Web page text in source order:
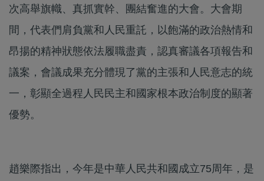
次高舉旗幟、真抓實幹、團結奮進的大會。大會期
間，代表們肩負黨和人民重託，以飽滿的政治熱情和
昂揚的精神狀態依法履職盡責，認真審議各項報告和
議案，會議成果充分體現了黨的主張和人民意志的統
一，彰顯全過程人民民主和國家根本政治制度的顯著
優勢。
趙樂際指出，今年是中華人民共和國成立75周年，是